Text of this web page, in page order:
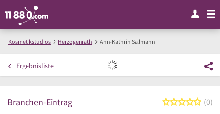
Kosmetikstudios Herzogenrath Ann-Kathrin Sallmann
Ergebnisliste
Branchen-Eintrag 00